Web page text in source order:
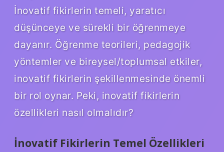
İnovatif fikirlerin temeli, yaratıcı
düşünceye ve sürekli bir öğrenmeye
dayanır. Öğrenme teorileri, pedagojik
yöntemler ve bireysel/toplumsal etkiler,
inovatif fikirlerin şekillenmesinde önemli
bir rol oynar. Peki, inovatif fikirlerin
özellikleri nasıl olmalıdır?
İnovatif Fikirlerin Temel Özellikleri